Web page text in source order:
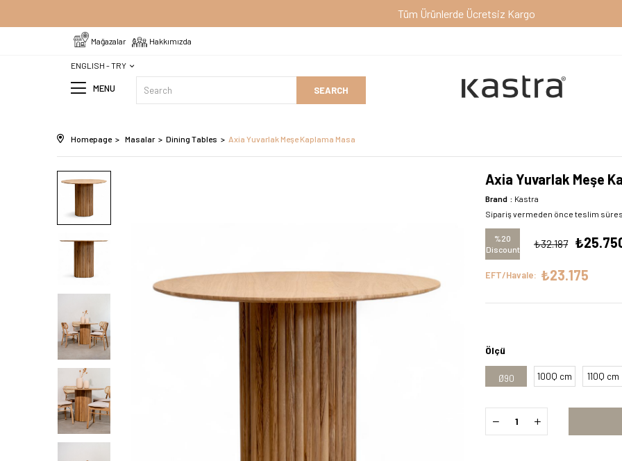
Mağazalar Hakkımızda
MENU
ENGLISH - TRY
Homepage Masalar Dining Tables Axia Yuvarlak Meşe Kaplama Masa
Axia Yuvarlak Meşe
Brand : Kastra
Sipariş vermeden önce teslim
%20
Discount
₺32.187
EFT/Havale: ₺23.175
Ölçü
Ø90 100Q cm 110Q cm